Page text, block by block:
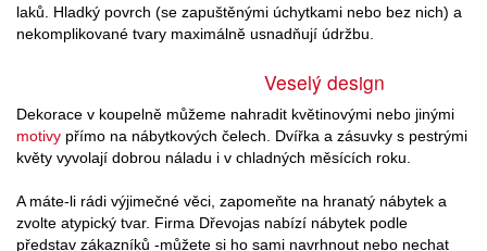
laků. Hladký povrch (se zapuštěnými úchytkami nebo bez nich) a
nekomplikované tvary maximálně usnadňují údržbu.
Veselý design
Dekorace v koupelně můžeme nahradit květinovými nebo jinými
motivy přímo na nábytkových čelech. Dvířka a zásuvky s pestrými
květy vyvolají dobrou náladu i v chladných měsících roku.
A máte-li rádi výjimečné věci, zapomeňte na hranatý nábytek a
zvolte atypický tvar. Firma Dřevojas nabízí nábytek podle
představ zákazníků -můžete si ho sami navrhnout nebo nechat